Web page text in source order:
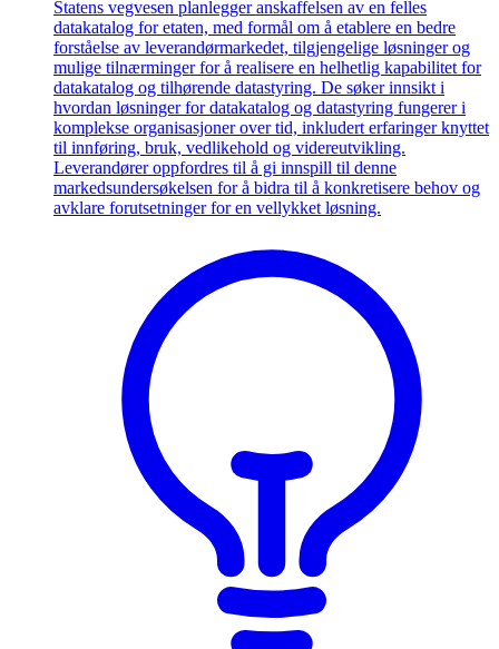
Statens vegvesen planlegger anskaffelsen av en felles
datakatalog for etaten, med formål om å etablere en bedre
forståelse av leverandørmarkedet, tilgjengelige løsninger og
mulige tilnærminger for å realisere en helhetlig kapabilitet for
datakatalog og tilhørende datastyring. De søker innsikt i
hvordan løsninger for datakatalog og datastyring fungerer i
komplekse organisasjoner over tid, inkludert erfaringer knyttet
til innføring, bruk, vedlikehold og videreutvikling.
Leverandører oppfordres til å gi innspill til denne
markedsundersøkelsen for å bidra til å konkretisere behov og
avklare forutsetninger for en vellykket løsning.